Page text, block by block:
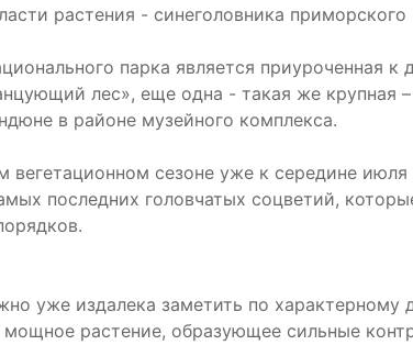
растения - синеголовника
парка является приуроченная
лес», еще одна - такая же крупная
в районе музейного комплекса.
сезоне уже к середине
последних головчатых соцветий,
уже издалека заметить по характерному
растение, образующее сильные